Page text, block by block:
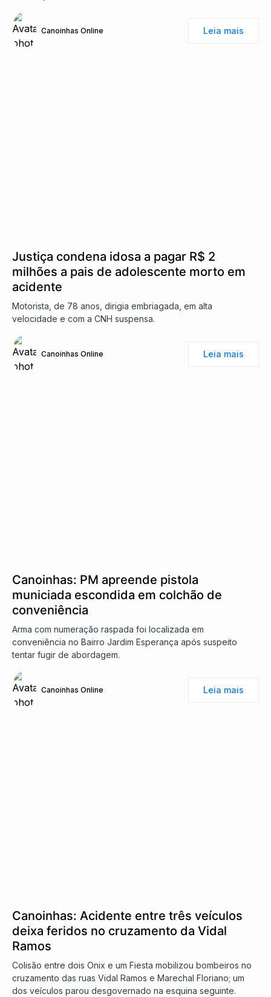
Canoinhas Online Leia mais
Justiça condena idosa a pagar R$ 2
milhões a pais de adolescente morto em
acidente
Motorista, de 78 anos, dirigia embriagada, em alta
velocidade e com a CNH suspensa.
Canoinhas Online Leia mais
Canoinhas: PM apreende pistola
municiada escondida em colchão de
conveniência
Arma com numeração raspada foi localizada em
conveniência no Bairro Jardim Esperança após suspeito
tentar fugir de abordagem.
Canoinhas Online Leia mais
Canoinhas: Acidente entre três veículos
deixa feridos no cruzamento da Vidal
Ramos
Colisão entre dois Onix e um Fiesta mobilizou bombeiros no
cruzamento das ruas Vidal Ramos e Marechal Floriano; um
dos veículos parou desgovernado na esquina seguinte.